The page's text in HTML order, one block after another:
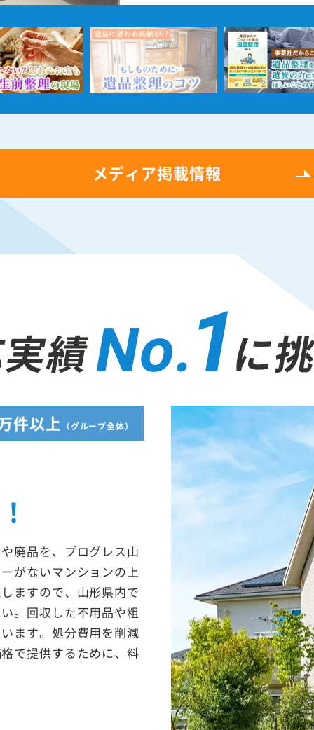
メディア掲載情報
績No.1に
件以上 （グループ全体）
廃品を、プログレス山
がないマンションの上
ますので、山形県内で
。回収した不用品や粗
ます。処分費用を削減
で提供するために、料